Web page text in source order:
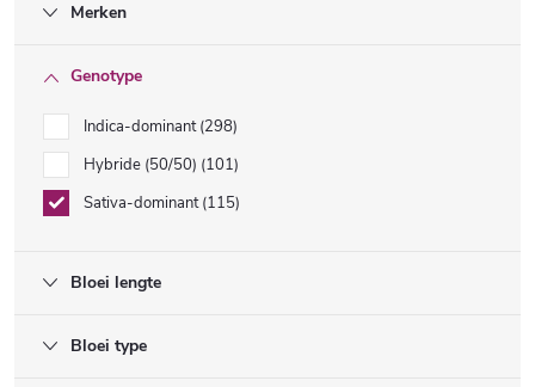
Merken
Genotype
Indica-dominant 298
Hybride (50/50) 101
Sativa-dominant 115
Bloei lengte
Bloei type